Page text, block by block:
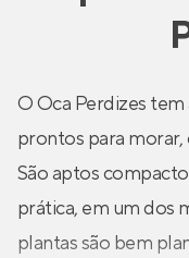
O Oca Perdizes
prontos para morar,
São aptos
prática, em um dos
plantas são bem